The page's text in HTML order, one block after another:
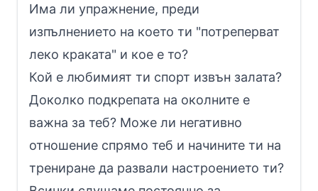
Има ли упражнение, преди
изпълнението на което ти "потреперват
леко краката" и кое е то?
Кой е любимият ти спорт извън залата?
Доколко подкрепата на околните е
важна за теб? Може ли негативно
отношение спрямо теб и начините ти на
трениране да развали настроението ти?